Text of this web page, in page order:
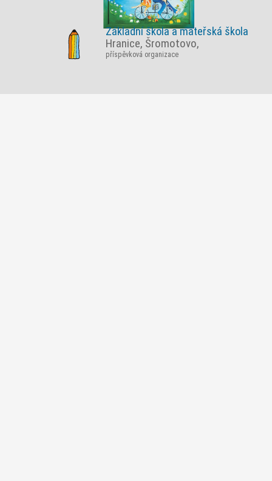
Základní škola a mateřská škola
Hranice, Šromotovo,
příspěvková organizace